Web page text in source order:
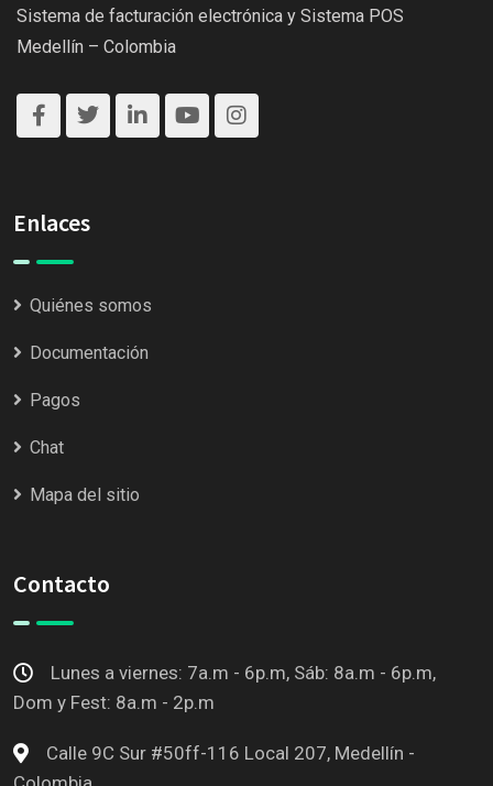
Sistema de facturación electrónica y Sistema POS
Medellín – Colombia
Enlaces
Quiénes somos
Documentación
Pagos
Chat
Mapa del sitio
Contacto
Lunes a viernes: 7a.m - 6p.m, Sáb: 8a.m - 6p.m,
Dom y Fest: 8a.m - 2p.m
Calle 9C Sur #50ff-116 Local 207, Medellín -